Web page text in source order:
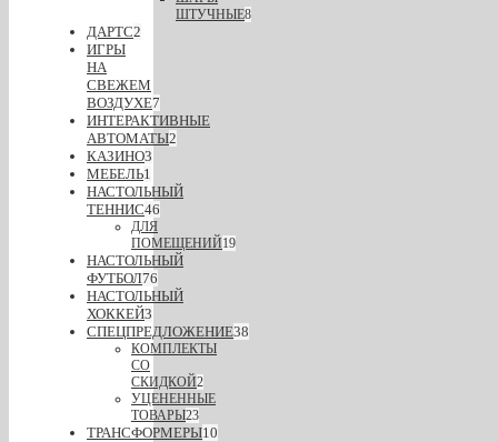
ШТУЧНЫЕ8
ДАРТС2
ИГРЫ
НА
СВЕЖЕМ
ВОЗДУХЕ7
ИНТЕРАКТИВНЫЕ
АВТОМАТЫ2
КАЗИНО3
МЕБЕЛЬ1
НАСТОЛЬНЫЙ
ТЕННИС46
ДЛЯ
ПОМЕЩЕНИЙ19
НАСТОЛЬНЫЙ
ФУТБОЛ76
НАСТОЛЬНЫЙ
ХОККЕЙ3
СПЕЦПРЕДЛОЖЕНИЕ38
КОМПЛЕКТЫ
СО
СКИДКОЙ2
УЦЕНЕННЫЕ
ТОВАРЫ23
ТРАНСФОРМЕРЫ10